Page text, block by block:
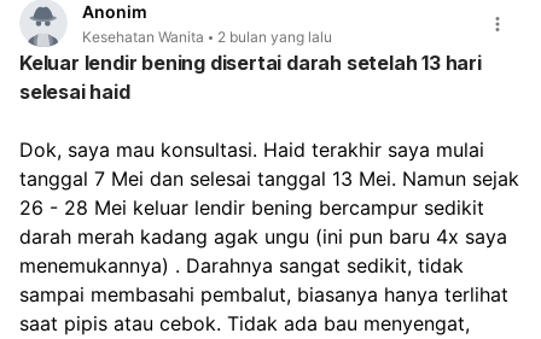
yang sesuai. Saat ini, hindari memencet atau menggosok
area yang bengkak. Anda bisa mencoba kompres dingin
untuk membantu mengurangi nyeri dan bengkak
sementara, namun ini bukan pengganti penanganan
terutama dokter spesialis kandungan, agar bisa
mendapatkan penanganan yang tepat dan mencegah
komplikasi lebih lanjut.
Anonim
Kesehatan Wanita 2 bulan yang lalu
Keluar lendir bening disertai darah setelah 13 hari
selesai haid
Dok, saya mau konsultasi. Haid terakhir saya mulai
tanggal 7 Mei dan selesai tanggal 13 Mei. Namun sejak
26 - 28 Mei keluar lendir bening bercampur sedikit
darah merah kadang agak ungu (ini pun baru 4x saya
menemukannya) . Darahnya sangat sedikit, tidak
sampai membasahi pembalut, biasanya hanya terlihat
saat pipis atau cebok. Tidak ada bau menyengat,